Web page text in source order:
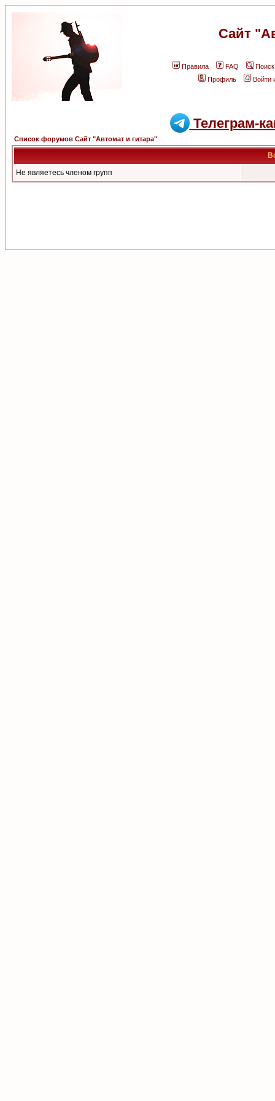
Сайт
Правила FAQ
Поиск
Профиль
Войти
Телеграм-
Список форумов Сайт "Автомат и гитара"
Не являетесь членом групп